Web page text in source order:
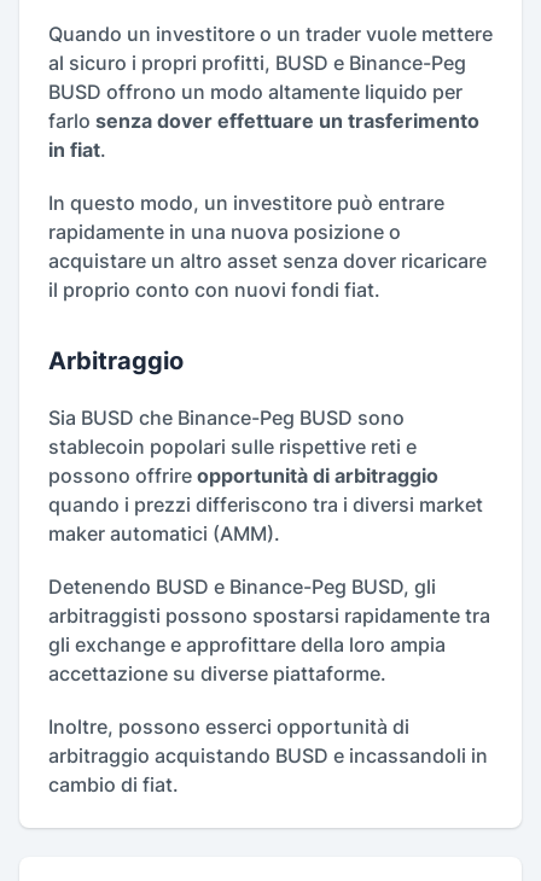
Quando un investitore o un trader vuole mettere
al sicuro i propri profitti, BUSD e Binance-Peg
BUSD offrono un modo altamente liquido per
farlo senza dover effettuare un trasferimento
in fiat.
In questo modo, un investitore può entrare
rapidamente in una nuova posizione o
acquistare un altro asset senza dover ricaricare
il proprio conto con nuovi fondi fiat.
Arbitraggio
Sia BUSD che Binance-Peg BUSD sono
stablecoin popolari sulle rispettive reti e
possono offrire opportunità di arbitraggio
quando i prezzi differiscono tra i diversi market
maker automatici (AMM).
Detenendo BUSD e Binance-Peg BUSD, gli
arbitraggisti possono spostarsi rapidamente tra
gli exchange e approfittare della loro ampia
accettazione su diverse piattaforme.
Inoltre, possono esserci opportunità di
arbitraggio acquistando BUSD e incassandoli in
cambio di fiat.